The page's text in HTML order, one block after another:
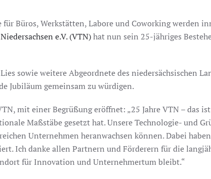
Büros, Werkstätten, Labore und Coworking werden
e.V. (VTN)hat nun sein 25-jähriges
sowie weitere Abgeordnete des niedersächsischen
Jubiläum gemeinsam zu würdigen.
mit einer Begrüßung eröffnet: „25 Jahre VTN – das
Maßstäbe gesetzt hat. Unsere Technologie- und
Unternehmen heranwachsen können. Dabei
Ich danke allen Partnern und Förderern für die
für Innovation und Unternehmertum bleibt.“